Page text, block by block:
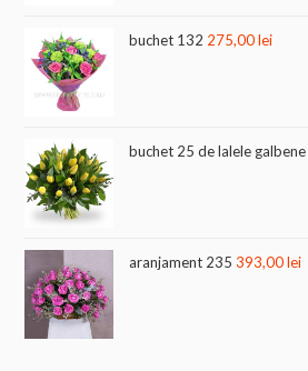
buchet 132 275,00lei
buchet 25 de lalele galbene
aranjament 235 393,00lei